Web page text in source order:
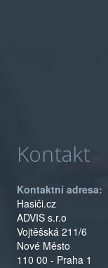
Kontakt
Kontaktní adresa:
Hasiči.cz
ADVIS s.r.o
Vojtěšská 211/6
Nové Město
110 00 - Praha 1